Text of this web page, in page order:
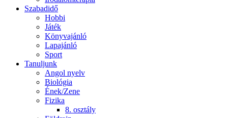
Szabadidő
Hobbi
Játék
Könyvajánló
Lapajánló
Sport
Tanuljunk
Angol nyelv
Biológia
Ének/Zene
Fizika
8. osztály